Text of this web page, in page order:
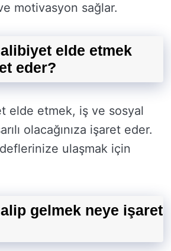
motivasyon sağlar.
elde etmek
eder?
elde etmek, iş ve sosyal
olacağınıza işaret eder.
ulaşmak için
gelmek neye işaret